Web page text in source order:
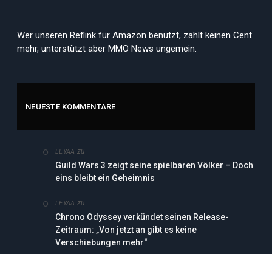
Wer unseren Reflink für Amazon benutzt, zahlt keinen Cent
mehr, unterstützt aber MMO News ungemein.
NEUESTE KOMMENTARE
LEYAA zu
Guild Wars 3 zeigt seine spielbaren Völker – Doch
eins bleibt ein Geheimnis
LEYAA zu
Chrono Odyssey verkündet seinen Release-
Zeitraum: „Von jetzt an gibt es keine
Verschiebungen mehr“